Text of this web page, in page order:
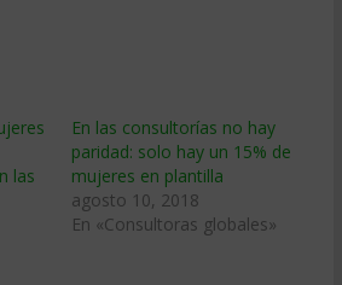
las
En las consultorías no hay
paridad: solo hay un 15% de
mujeres en plantilla
agosto 10, 2018
En «Consultoras globales»